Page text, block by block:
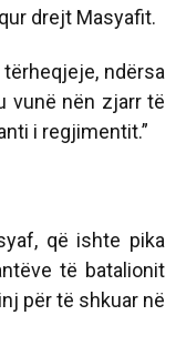
drejt Masyafit.
ndërsa
vunë nën zjarr të
i regjimentit.”
që ishte pika
të batalionit
për të shkuar në